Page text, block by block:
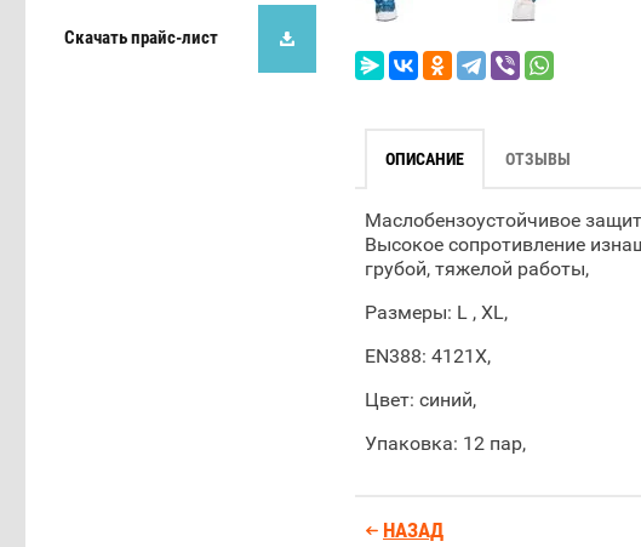
Скачать прайс-лист
ОПИСАНИЕ ОТЗЫВЫ
Маслобензоустойчивое
Высокое сопротивление
грубой, тяжелой работы,
Размеры: L , XL,
EN388: 4121X,
Цвет: синий,
Упаковка: 12 пар,
НАЗАД